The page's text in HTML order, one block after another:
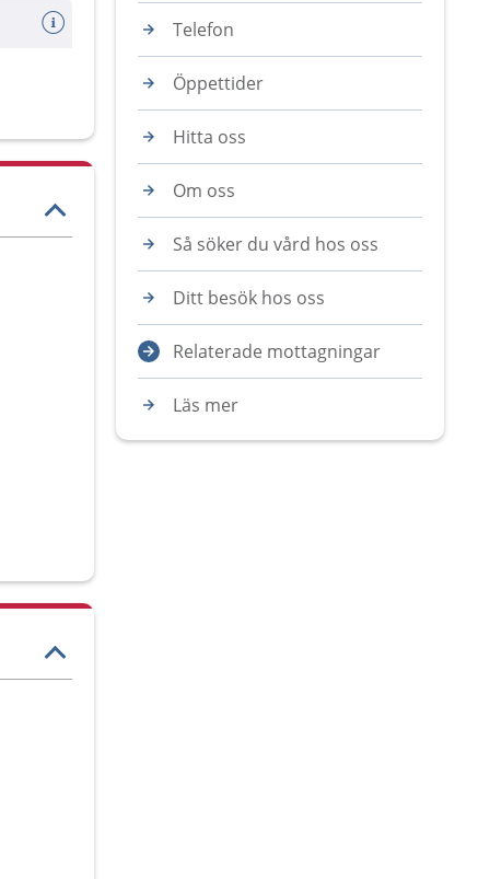
Telefon
Öppettider
Hitta oss
Om oss
Så söker du vård hos oss
Ditt besök hos oss
Relaterade mottagningar
Läs mer